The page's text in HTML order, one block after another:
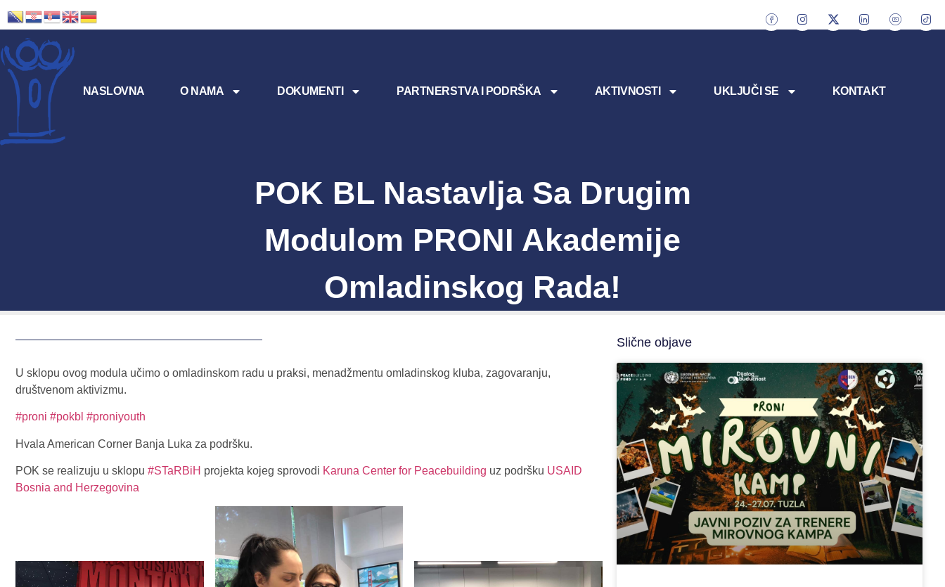
NASLOVNA O NAMA DOKUMENTI PARTNERSTVA I PODRŠKA AKTIVNOSTI UKLJUČI SE KONTAKT
POK BL Nastavlja Sa Drugim
Modulom PRONI Akademije
Omladinskog Rada!
U sklopu ovog modula učimo o omladinskom radu u praksi, menadžmentu omladinskog kluba, zagovaranju,
društvenom aktivizmu.
#proni #pokbl #proniyouth
Hvala American Corner Banja Luka za podršku.
POK se realizuju u sklopu #STaRBiH projekta kojeg sprovodi Karuna Center for Peacebuilding uz podršku USAID
Bosnia and Herzegovina
Slične objave